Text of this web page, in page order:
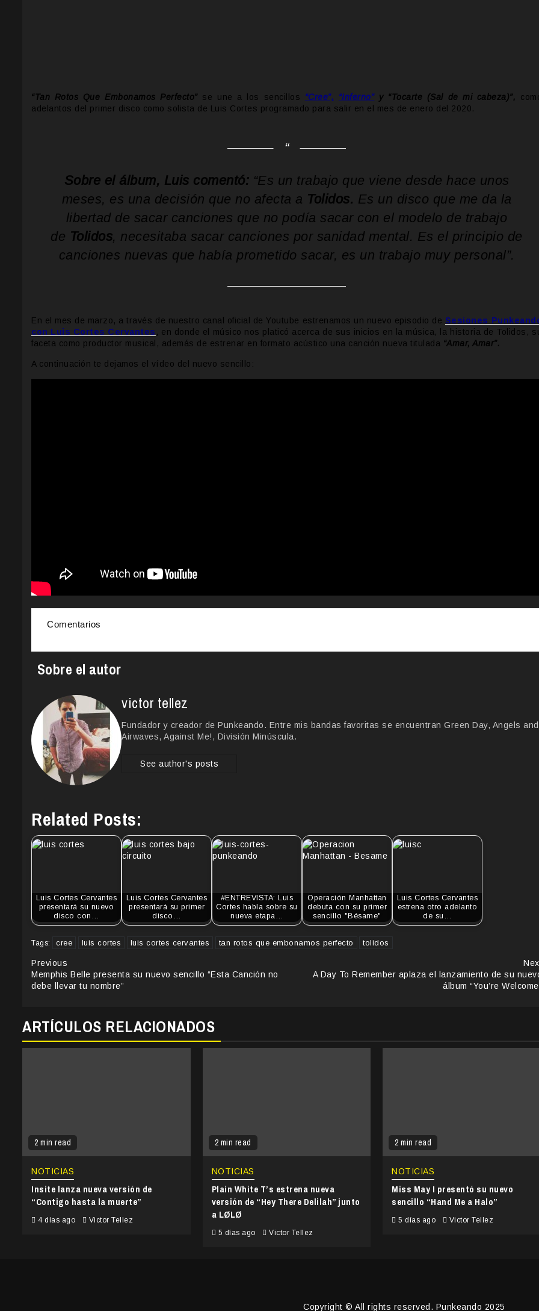
“Tan Rotos Que Embonamos Perfecto” se une a los sencillos “Cree”, “Inferno”y “Tocarte (Sal de mi cabeza)”,
adelantos del primer disco como solista de Luis Cortes programado para salir en el mes de enero del 2020.
Sobre el álbum, Luis comentó: “Es un trabajo que viene desde hace unos
meses, es una decisión que no afecta a Tolidos. Es un disco que me da la
libertad de sacar canciones que no podía sacar con el modelo de trabajo
de Tolidos, necesitaba sacar canciones por sanidad mental. Es el principio de
canciones nuevas que había prometido sacar, es un trabajo muy personal”.
En el mes de marzo, a través de nuestro canal oficial de Youtube estrenamos un nuevo episodio de Sesiones
con Luis Cortes Cervantes , en donde el músico nos platicó acerca de sus inicios en la música, la historia de Tolidos,
faceta como productor musical, además de estrenar en formato acústico una canción nueva titulada “Amar, Amar”.
A continuación te dejamos el vídeo del nuevo sencillo:
Comentarios
Sobre el autor
victor tellez
Fundador y creador de Punkeando. Entre mis bandas favoritas se encuentran Green Day, Angels and
Airwaves, Against Me!, División Minúscula.
See author's posts
Related Posts:
Luis Cortes Cervantes
presentará su nuevo
disco con…
Luis Cortes Cervantes
presentará su primer
disco…
#ENTREVISTA: Luis
Cortes habla sobre su
nueva etapa…
Operación Manhattan
debuta con su primer
sencillo "Bésame"
Luis Cortes Cervantes
estrena otro adelanto
de su…
Tags: cree luis cortes luis cortes cervantes tan rotos que embonamos perfecto tolidos
Continue
Reading
Previous
Memphis Belle presenta su nuevo sencillo “Esta Canción no
debe llevar tu nombre”
A Day To Remember aplaza el lanzamiento de su
álbum “You’re
ARTÍCULOS RELACIONADOS
2 min read
NOTICIAS
Insite lanza nueva versión de
“Contigo hasta la muerte”
4 días ago Victor Tellez
2 min read
NOTICIAS
Plain White T’s estrena nueva
versión de “Hey There Delilah” junto
a LØLØ
5 días ago Victor Tellez
2 min read
NOTICIAS
Miss May I presentó su nuevo
sencillo “Hand Me a Halo”
5 días ago Victor Tellez
Copyright © All rights reserved. Punkeando 2025